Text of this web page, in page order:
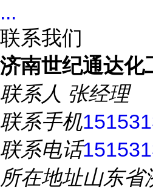
...
联系我们
济南世纪通达化
联系人 张经理
联系手机
联系电话
所在地址山东省